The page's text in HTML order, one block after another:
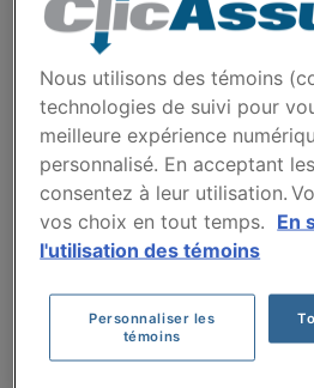
Lundi soir, vous préparez votre
recevez un appel de
automobile. Quelques minutes
une nouvelle offre, surprise la
Nous utilisons des témoins
technologies de suivi pour
meilleure expérience
personnalisé. En acceptant
consentez à leur utilisation.
vos choix en tout temps. En
l'utilisation des témoins
Personnaliser les
témoins